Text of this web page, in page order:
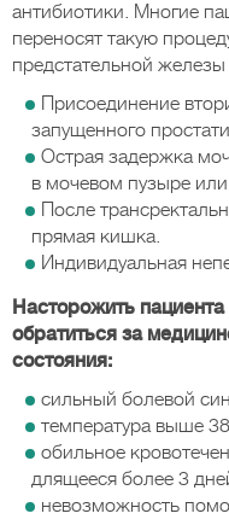
антибиотики. Многие
переносят такую
предстательной
Присоединение
запущенного
Острая задержка
в мочевом пузыре или
После
прямая кишка.
Индивидуальная
Насторожить
обратиться за
состояния:
сильный болевой
температура выше
обильное
длящееся более 3
невозможность